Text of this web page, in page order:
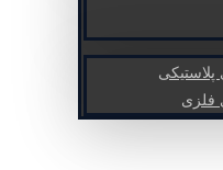
فلزی